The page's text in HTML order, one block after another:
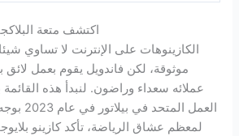
اكتشف متعة
الكازينوهات على الإنترنت لا تساوي
موثوقة، لكن فاندويل يقوم بعمل لائق
عملائه سعداء وراضون. لنبدأ هذه
العمل
لمعظم عشاق الرياضة، تأكد كازينو